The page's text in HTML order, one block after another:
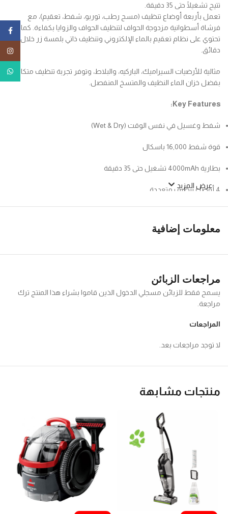
تتيح تشغيلًا حتى 35 دقيقة.
تعمل بأربعة أوضاع تنظيف (مسح رطب، توربو، شفط، تعقيم)، مع
فرشاة أسطوانية مزدوجة الحواف لتنظيف الحواف والزوايا بكفاءة. كما
دقائق.
مثالية للأرضيات السيراميك، الباركيه، والبلاط، وتوفر تجربة تنظيف متكاملة
بفضل خزان الماء النظيف والمتسخ المنفصل.
Key Features:
شفط وغسيل في نفس الوقت (Wet & Dry)
قوة شفط ‎16,000‎ باسكال
بطارية 4000mAh تشغيل حتى 35 دقيقة
4 أوضاع تنظيف متعددة
تنظيف ذاتي سريع بلمسة زر
خزان ماء نظيف 600 مل / متسخ 550 مل
عرض المزيد
معلومات إضافية
مراجعات الزبائن
المراجعات
لا توجد مراجعات بعد.
يسمح فقط للزبائن مسجلي الدخول الذين قاموا بشراء هذا المنتج ترك
مراجعة.
منتجات مشابهة